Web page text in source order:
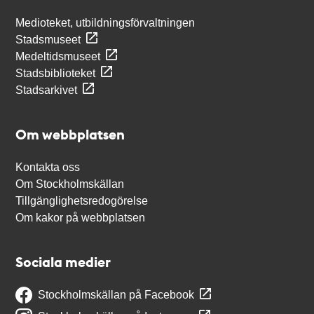
Medioteket, utbildningsförvaltningen
Stadsmuseet
Medeltidsmuseet
Stadsbiblioteket
Stadsarkivet
Om webbplatsen
Kontakta oss
Om Stockholmskällan
Tillgänglighetsredogörelse
Om kakor på webbplatsen
Sociala medier
Stockholmskällan på Facebook